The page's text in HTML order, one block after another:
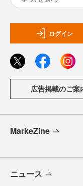
ログイン
広告掲載のご案
MarkeZine
ニュース